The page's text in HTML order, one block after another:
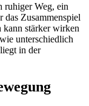
ruhiger Weg, ein
das Zusammenspiel
kann stärker wirken
unterschiedlich
in der